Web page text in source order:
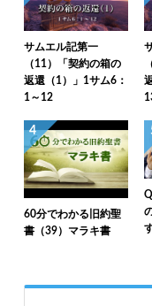
サムエル記第一
（11）「契約の箱の
返還（1）」1サム6：
1～12
4
60分でわかる旧約聖
書（39）マラキ書